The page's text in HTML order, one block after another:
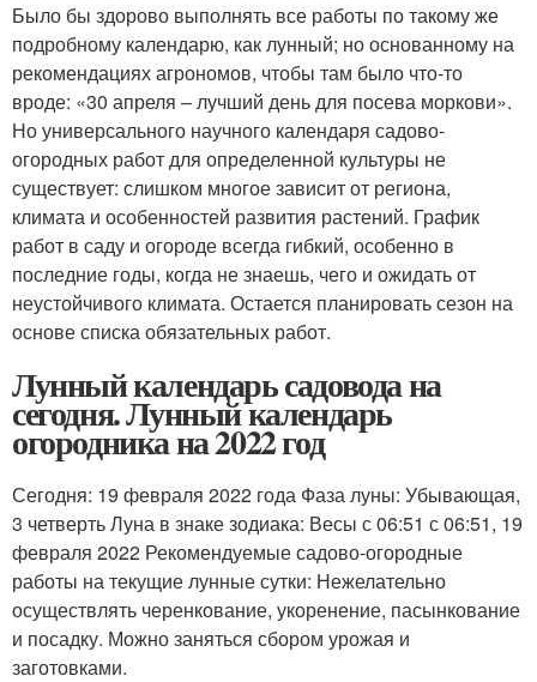
Было бы здорово выполнять все работы по такому же
подробному календарю, как лунный; но основанному на
рекомендациях агрономов, чтобы там было что-то
вроде: «30 апреля – лучший день для посева моркови».
Но универсального научного календаря садово-
огородных работ для определенной культуры не
существует: слишком многое зависит от региона,
климата и особенностей развития растений. График
работ в саду и огороде всегда гибкий, особенно в
последние годы, когда не знаешь, чего и ожидать от
неустойчивого климата. Остается планировать сезон на
основе списка обязательных работ.
Лунный календарь садовода на
сегодня. Лунный календарь
огородника на 2022 год
Сегодня: 19 февраля 2022 года Фаза луны: Убывающая,
3 четверть Луна в знаке зодиака: Весы с 06:51 с 06:51, 19
февраля 2022 Рекомендуемые садово-огородные
работы на текущие лунные сутки: Нежелательно
осуществлять черенкование, укоренение, пасынкование
и посадку. Можно заняться сбором урожая и
заготовками.